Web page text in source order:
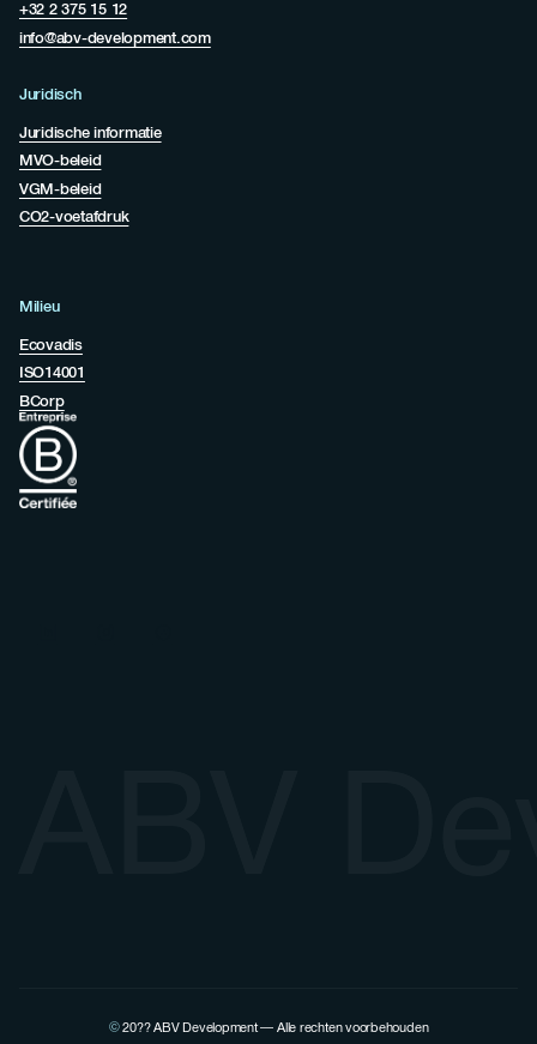
+32 2 375 15 12
info@abv-development.com
Juridisch
Juridische informatie
MVO-beleid
VGM-beleid
CO2-voetafdruk
Milieu
Ecovadis
ISO14001
BCorp
© 20??ABV Development — Alle rechten voorbehouden